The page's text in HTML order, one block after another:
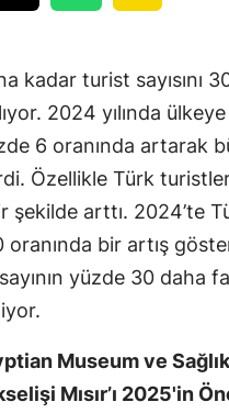
kadar turist sayısını
2024 yılında
6 oranında artarak
Özellikle Türk
şekilde arttı. 2024’te
oranında bir artış
yüzde 30 daha
Museum ve Sağlık
Mısır’ı 2025'in